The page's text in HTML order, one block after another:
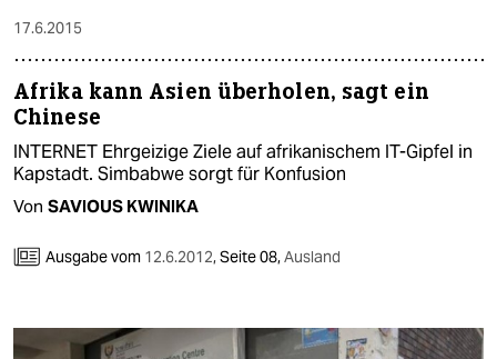
17.6.2015
Afrika kann Asien überholen, sagt ein
Chinese
INTERNET Ehrgeizige Ziele auf afrikanischem IT-Gipfel in
Kapstadt. Simbabwe sorgt für Konfusion
Von SAVIOUS KWINIKA
Ausgabe vom 12.6.2012,Seite 08,Ausland